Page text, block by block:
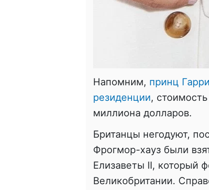
Напомним, принц
резиденции,
миллиона долларов.
Британцы негодуют,
Фрогмор-хауз были
Елизаветы II, который
Великобритании.